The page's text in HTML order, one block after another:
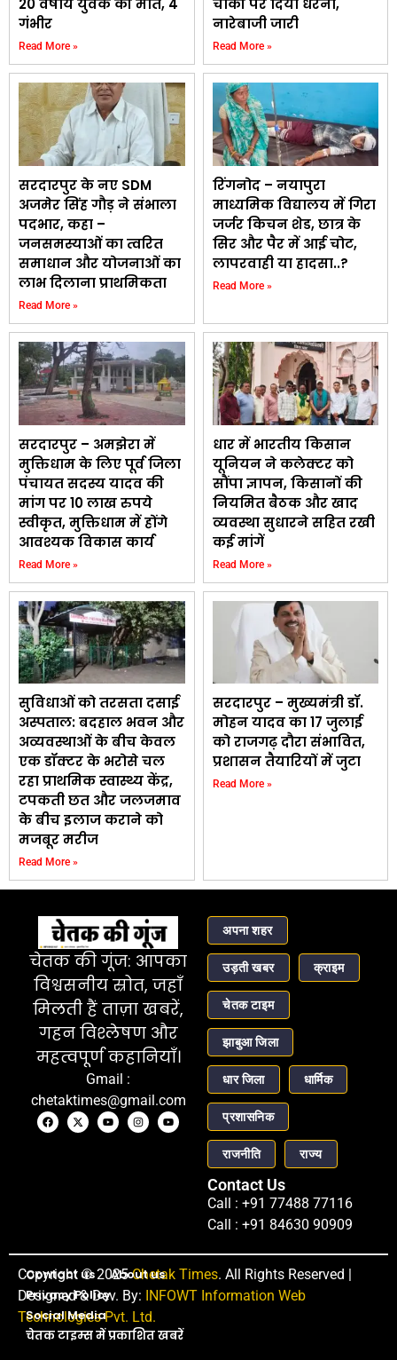
20 वर्षीय युवक की मौत, 4
गंभीर
Read More »
चौकी पर दिया धरना,
नारेबाजी जारी
Read More »
सरदारपुर के नए SDM
अजमेर सिंह गौड़ ने संभाला
पदभार, कहा –
जनसमस्याओं का त्वरित
समाधान और योजनाओं का
लाभ दिलाना प्राथमिकता
Read More »
रिंगनोद – नयापुरा
माध्यमिक विद्यालय में गिरा
जर्जर किचन शेड, छात्र के
सिर और पैर में आई चोट,
लापरवाही या हादसा..?
Read More »
सरदारपुर – अमझेरा में
मुक्तिधाम के लिए पूर्व जिला
पंचायत सदस्य यादव की
मांग पर 10 लाख रुपये
स्वीकृत, मुक्तिधाम में होंगे
आवश्यक विकास कार्य
Read More »
धार में भारतीय किसान
यूनियन ने कलेक्टर को
सौंपा ज्ञापन, किसानों की
नियमित बैठक और खाद
व्यवस्था सुधारने सहित रखी
कई मांगें
Read More »
सुविधाओं को तरसता दसाई
अस्पताल: बदहाल भवन और
अव्यवस्थाओं के बीच केवल
एक डॉक्टर के भरोसे चल
रहा प्राथमिक स्वास्थ्य केंद्र,
टपकती छत और जलजमाव
के बीच इलाज कराने को
मजबूर मरीज
Read More »
सरदारपुर – मुख्यमंत्री डॉ.
मोहन यादव का 17 जुलाई
को राजगढ़ दौरा संभावित,
प्रशासन तैयारियों में जुटा
Read More »
चेतक की गूंज: आपका
विश्वसनीय स्रोत, जहाँ
मिलती हैं ताज़ा खबरें,
गहन विश्लेषण और
महत्वपूर्ण कहानियाँ।
Gmail :
chetaktimes@gmail.com
अपना शहर
उड़ती खबर क्राइम
चेतक टाइम
झाबुआ जिला
धार जिला धार्मिक
प्रशासनिक
राजनीति राज्य
Contact Us
Call : +91 77488 77116
Call : +91 84630 90909
Contact us
About us
Privacy Policy
Social Media
चेतक टाइम्स में प्रकाशित खबरें
Copyright © 2025Chetak Times. All Rights Reserved |
Designed & Dev. By: INFOWT Information Web
Technologies Pvt. Ltd.